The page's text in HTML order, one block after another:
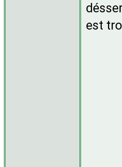
est